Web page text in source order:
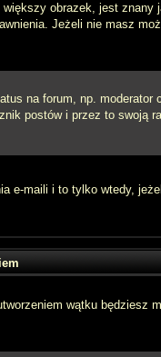
obrazek, jest
Jeżeli nie masz
na forum, np.
postów i przez to swoją
e-maili i to tylko wtedy,
wątku będziesz